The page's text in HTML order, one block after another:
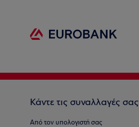
Κάντε τις συναλλαγές σας
Από τον υπολογιστή σας